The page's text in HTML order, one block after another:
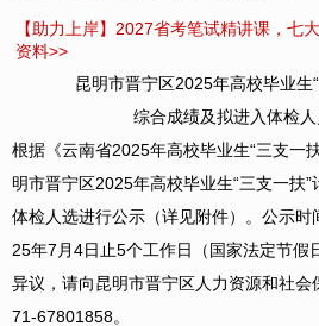
【助力上岸】2027省考笔试精讲课，七
资料>>
昆明市晋宁区2025年高校毕业生
综合成绩及拟进入体检
根据《云南省2025年高校毕业生“三支一
明市晋宁区2025年高校毕业生“三支一扶
体检人选进行公示（详见附件）。公示
25年7月4日止5个工作日（国家法定节假
异议，请向昆明市晋宁区人力资源和社
71-67801858。